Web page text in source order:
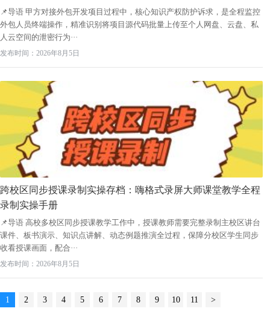
📌导语 甲方对接外包开发项目过程中，核心知识产权防护诉求，是全程监控
外包人员终端操作，精准识别将项目源代码批量上传至个人网盘、云盘、私
人云空间的泄密行为···
发布时间：2026年8月5日
跨校区同步授课录制实操存档：嗨格式录屏大师课堂教学全程
录制实操手册
📌导语 高校多校区同步授课教学工作中，授课教师需要完整录制主校区讲台
课件、板书演示、知识点讲解、动态例题推演全过程，保障分校区学生同步
收看授课画面，配合···
发布时间：2026年8月5日
1 2 3 4 5 6 7 8 9 10 11 >